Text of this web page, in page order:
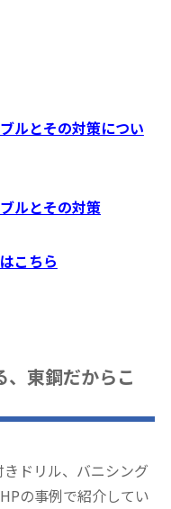
ルとその対策につい
ルとその対策
こちら
東鋼だからこ
ドリル、バニシング
の事例で紹介してい